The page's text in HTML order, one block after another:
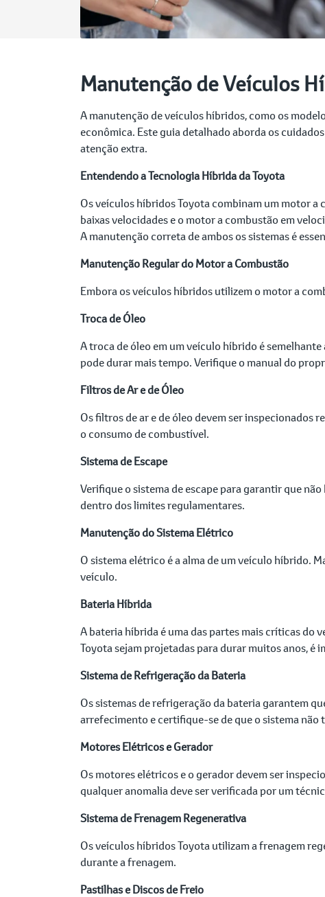
Manutenção de Veículos
A manutenção de veículos híbridos, como os
econômica. Este guia detalhado aborda os
atenção extra.
Entendendo a Tecnologia Híbrida da Toyota
Os veículos híbridos Toyota combinam um motor
baixas velocidades e o motor a combustão em
A manutenção correta de ambos os sistemas é
Manutenção Regular do Motor a Combustão
Embora os veículos híbridos utilizem o motor a
Troca de Óleo
A troca de óleo em um veículo híbrido é
pode durar mais tempo. Verifique o manual do
Filtros de Ar e de Óleo
Os filtros de ar e de óleo devem ser
o consumo de combustível.
Sistema de Escape
Verifique o sistema de escape para garantir que
dentro dos limites regulamentares.
Manutenção do Sistema Elétrico
O sistema elétrico é a alma de um veículo híbrido.
veículo.
Bateria Híbrida
A bateria híbrida é uma das partes mais críticas do
Toyota sejam projetadas para durar muitos anos,
Sistema de Refrigeração da Bateria
Os sistemas de refrigeração da bateria garantem
arrefecimento e certifique-se de que o sistema não
Motores Elétricos e Gerador
Os motores elétricos e o gerador devem ser
qualquer anomalia deve ser verificada por um
Sistema de Frenagem Regenerativa
Os veículos híbridos Toyota utilizam a frenagem
durante a frenagem.
Pastilhas e Discos de Freio